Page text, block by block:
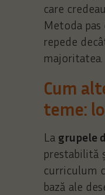
care
Metoda pas
repede
majoritatea.
Cum
teme:
La grupele
prestabilită
curriculum
bază ale